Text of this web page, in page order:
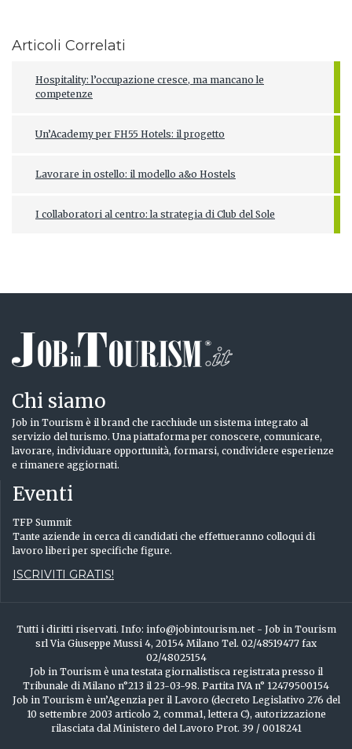
Articoli Correlati
Hospitality: l’occupazione cresce, ma mancano le
competenze
Un’Academy per FH55 Hotels: il progetto
Lavorare in ostello: il modello a&o Hostels
I collaboratori al centro: la strategia di Club del Sole
Chi siamo
Job in Tourism è il brand che racchiude un sistema integrato al
servizio del turismo. Una piattaforma per conoscere, comunicare,
lavorare, individuare opportunità, formarsi, condividere esperienze
e rimanere aggiornati.
Eventi
TFP Summit
Tante aziende in cerca di candidati che effettueranno colloqui di
lavoro liberi per specifiche figure.
ISCRIVITI GRATIS!
Tutti i diritti riservati. Info: info@jobintourism.net - Job in Tourism
srl Via Giuseppe Mussi 4, 20154 Milano Tel. 02/48519477 fax
02/48025154
Job in Tourism è una testata giornalistisca registrata presso il
Tribunale di Milano n°213 il 23-03-98. Partita IVA n° 12479500154
Job in Tourism è un’Agenzia per il Lavoro (decreto Legislativo 276 del
10 settembre 2003 articolo 2, comma1, lettera C), autorizzazione
rilasciata dal Ministero del Lavoro Prot. 39 / 0018241